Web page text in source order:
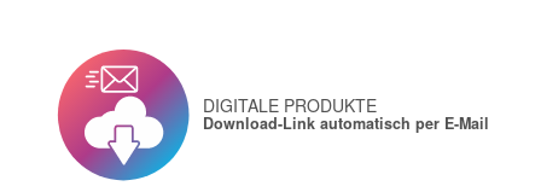
DIGITALE PRODUKTE
Download-Link automatisch per E-Mail